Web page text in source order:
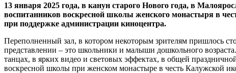
13 января 2025 года, в канун старого Нового года, в
воспитанников воскресной школы женского монастыря в
при поддержке администрации киноцентра.
Переполненный зал, в котором некоторым зрителям пришлось
представлении – это школьники и малыши дошкольного
танцах, в ярких видео и световых эффектах, в общей
воскресной школы при женском монастыре в честь Калужской